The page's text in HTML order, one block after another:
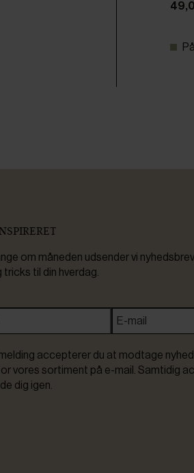
om måneden udsender vi
tricks til din hverdag.
accepterer du at modtage
vores sortiment på e-mail. Samtidig
dig igen.